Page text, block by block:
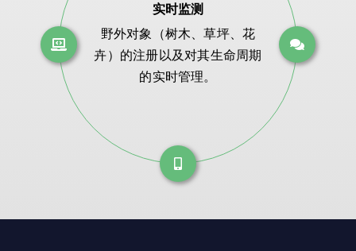
实时监测
野外对象（树木、草坪、花
卉）的注册以及对其生命周期
的实时管理。